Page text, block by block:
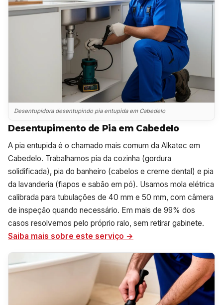
Desentupidora desentupindo pia entupida em Cabedelo
Desentupimento de Pia em Cabedelo
A pia entupida é o chamado mais comum da Alkatec em
Cabedelo. Trabalhamos pia da cozinha (gordura
solidificada), pia do banheiro (cabelos e creme dental) e pia
da lavanderia (fiapos e sabão em pó). Usamos mola elétrica
calibrada para tubulações de 40 mm e 50 mm, com câmera
de inspeção quando necessário. Em mais de 99% dos
casos resolvemos pelo próprio ralo, sem retirar gabinete.
Saiba mais sobre este serviço →